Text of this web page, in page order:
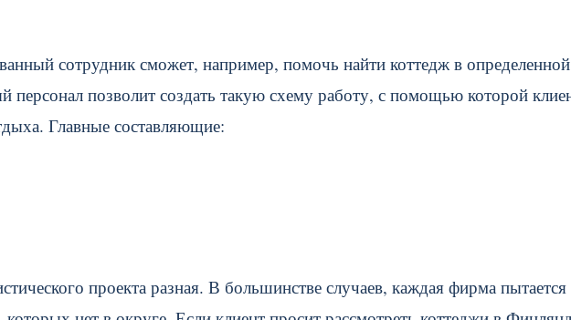
сотрудник сможет, например, помочь найти коттедж в определенной
персонал позволит создать такую схему работу, с помощью которой
Главные составляющие:
проекта разная. В большинстве случаев, каждая фирма пытается